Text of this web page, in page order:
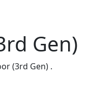
Gen)
(3rd Gen) .